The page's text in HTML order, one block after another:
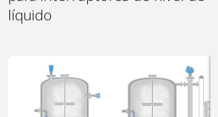
líquido